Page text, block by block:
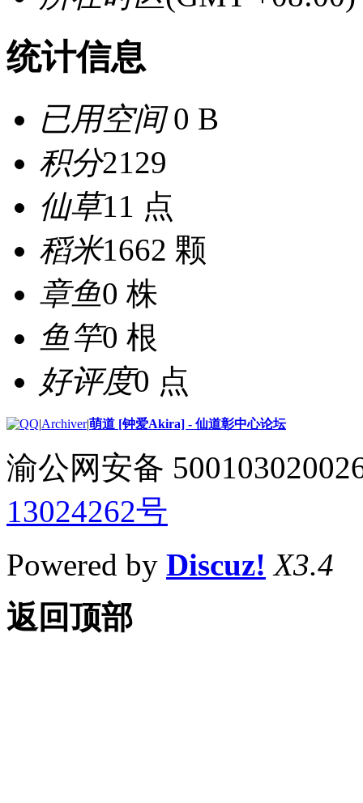
统计信息
已用空间0 B
积分2129
仙草11 点
稻米1662 颗
章鱼0 株
鱼竿0 根
好评度0 点
|Archiver|萌道 [钟爱Akira] - 仙道彰中心论坛
渝公网安备
13024262号
Powered by Discuz! X3.4
返回顶部